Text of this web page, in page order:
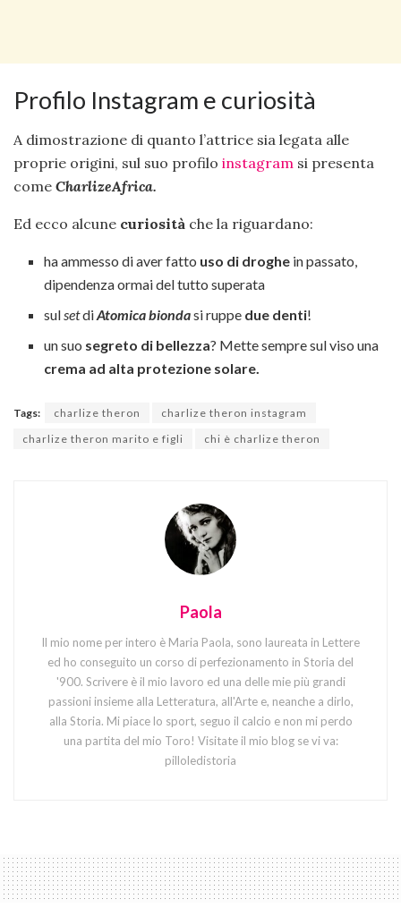
Profilo Instagram e curiosità
A dimostrazione di quanto l’attrice sia legata alle
proprie origini, sul suo profilo instagram si presenta
come CharlizeAfrica.
Ed ecco alcune curiosità che la riguardano:
ha ammesso di aver fatto uso di droghe in passato,
dipendenza ormai del tutto superata
sulsetdiAtomica biondasi ruppe due denti!
un suo segreto di bellezza? Mette sempre sul viso una
crema ad alta protezione solare.
Tags: charlize theron
charlize theron instagram
charlize theron marito e figli
chi è charlize theron
Paola
Il mio nome per intero è Maria Paola, sono laureata in Lettere
ed ho conseguito un corso di perfezionamento in Storia del
'900. Scrivere è il mio lavoro ed una delle mie più grandi
passioni insieme alla Letteratura, all'Arte e, neanche a dirlo,
alla Storia. Mi piace lo sport, seguo il calcio e non mi perdo
una partita del mio Toro! Visitate il mio blog se vi va:
pilloledistoria